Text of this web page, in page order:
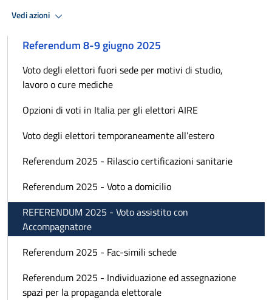
Vedi azioni
Referendum 8-9 giugno 2025
Voto degli elettori fuori sede per motivi di studio,
lavoro o cure mediche
Opzioni di voti in Italia per gli elettori AIRE
Voto degli elettori temporaneamente all’estero
Referendum 2025 - Rilascio certificazioni sanitarie
Referendum 2025 - Voto a domicilio
REFERENDUM 2025 - Voto assistito con
Accompagnatore
Referendum 2025 - Fac-simili schede
Referendum 2025 - Individuazione ed assegnazione
spazi per la propaganda elettorale